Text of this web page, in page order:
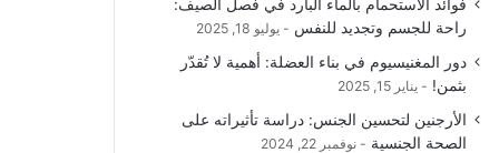
فوائد الاستحمام بالماء البارد في فصل الصيف:
راحة للجسم وتجديد للنفس
يوليو 18, 2025
دور المغنيسيوم في بناء العضلة: أهمية لا تُقدّر
بثمن!
يناير 15, 2025
الأرجنين لتحسين الجنس: دراسة تأثيراته على
الصحة الجنسية
نوفمبر 22, 2024